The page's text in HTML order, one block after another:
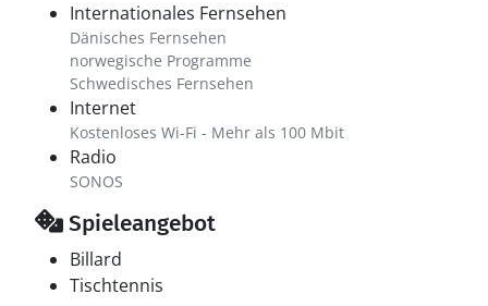
Internationales Fernsehen
Dänisches Fernsehen
norwegische Programme
Schwedisches Fernsehen
Internet
Kostenloses Wi-Fi - Mehr als 100 Mbit
Radio
SONOS
Spieleangebot
Billard
Tischtennis